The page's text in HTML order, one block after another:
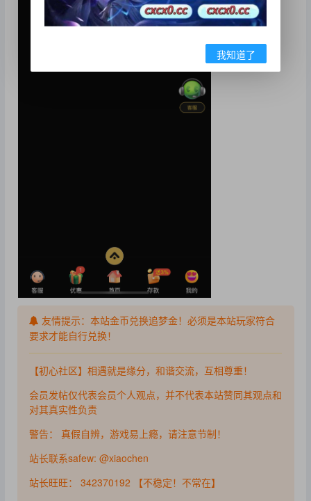
友情提示：本站金币兑换追梦金！必须是本站玩家符合
要求才能自行兑换！
【初心社区】相遇就是缘分，和谐交流，互相尊重！
会员发帖仅代表会员个人观点，并不代表本站赞同其观点和
对其真实性负责
警告： 真假自辨，游戏易上瘾，请注意节制！
站长联系safew: @xiaochen
站长旺旺： 342370192 【不稳定！不常在】
我知道了